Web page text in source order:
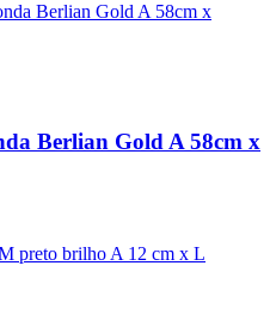
Berlian Gold A 58cm x